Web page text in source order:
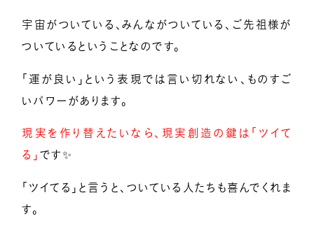
宇宙がついている、みんながついている、ご先祖様が
ついているということなのです。
「運が良い」という表現では言い切れない、ものすご
いパワーがあります。
現実を作り替えたいなら、現実創造の鍵は「ツイて
る」 です✨
「ツイてる」と言うと、ついている人たちも喜んでくれま
す。